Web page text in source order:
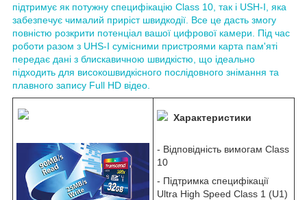
підтримує як потужну специфікацію Class 10, так і USH-I, яка
забезпечує чималий приріст швидкодії. Все це дасть змогу
повністю розкрити потенціал вашої цифрової камери. Під час
роботи разом з UHS-I сумісними пристроями карта пам'яті
передає дані з блискавичною швидкістю, що ідеально
підходить для високошвидкісного послідовного знімання та
плавного запису Full HD відео.
Характеристики
- Відповідність вимогам Class
10
- Підтримка специфікації
Ultra High Speed Class 1 (U1)